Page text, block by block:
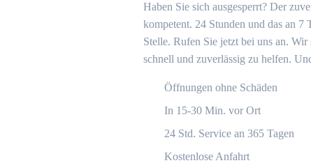
Haben Sie sich ausgesperrt? Der
kompetent. 24 Stunden und das an 7
Stelle. Rufen Sie jetzt bei uns an.
schnell und zuverlässig zu helfen.
Öffnungen ohne Schäden
In 15-30 Min. vor Ort
24 Std. Service an 365 Tagen
Kostenlose Anfahrt